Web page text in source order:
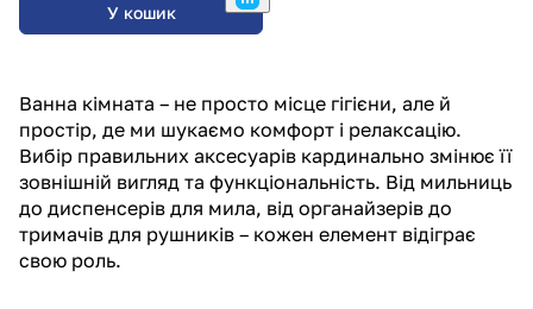
У кошик
Ванна кімната – не просто місце гігієни, але й
простір, де ми шукаємо комфорт і релаксацію.
Вибір правильних аксесуарів кардинально змінює її
зовнішній вигляд та функціональність. Від мильниць
до диспенсерів для мила, від органайзерів до
тримачів для рушників – кожен елемент відіграє
свою роль.